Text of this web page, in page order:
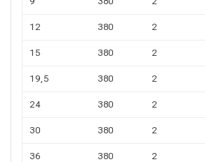
12 380 2
15 380 2
19,5 380 2
24 380 2
30 380 2
36 380 2